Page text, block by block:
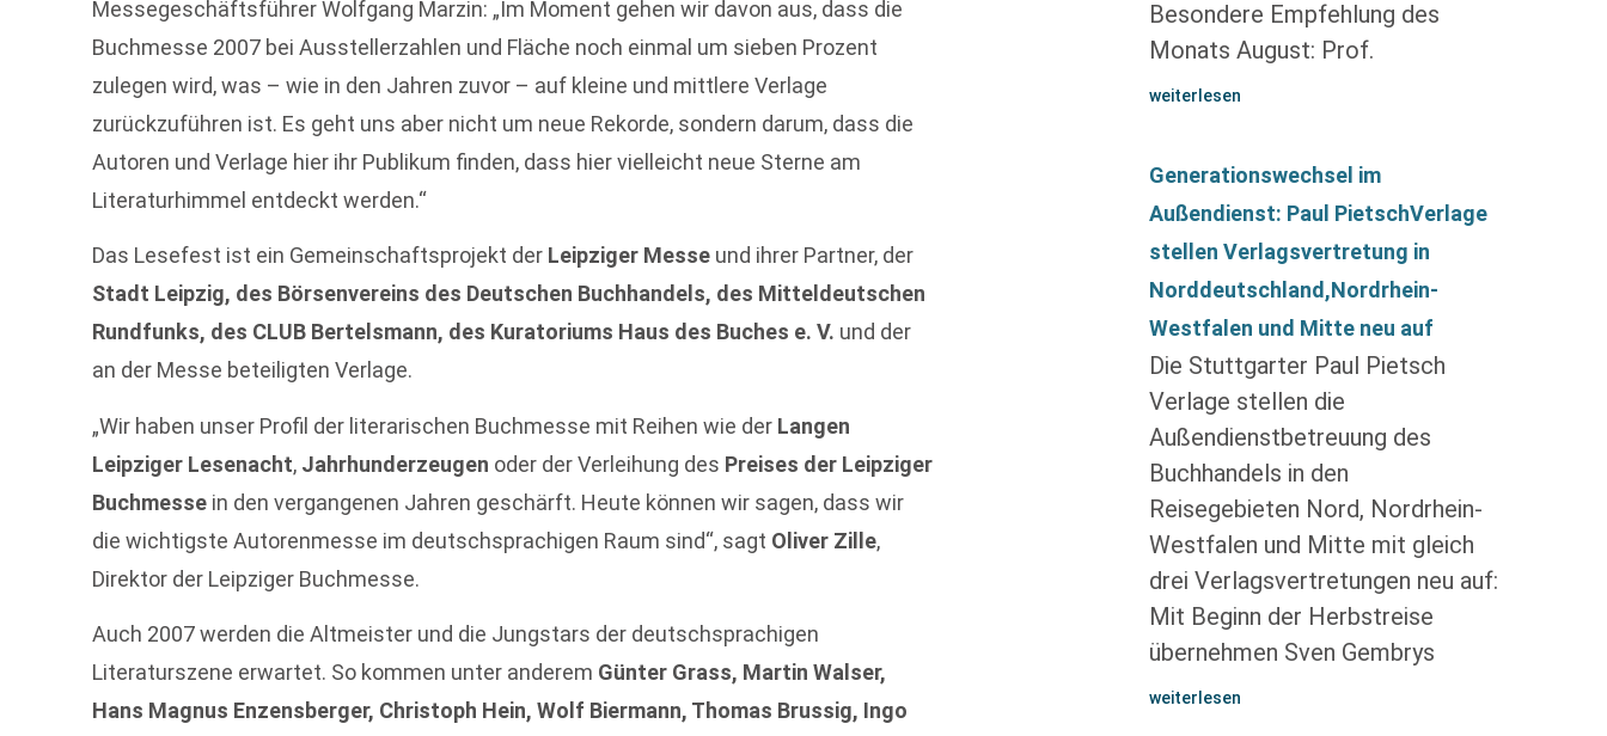
Messegeschäftsführer Wolfgang Marzin: „Im Moment gehen wir davon aus, dass die
Buchmesse 2007 bei Ausstellerzahlen und Fläche noch einmal um sieben Prozent
zulegen wird, was – wie in den Jahren zuvor – auf kleine und mittlere Verlage
zurückzuführen ist. Es geht uns aber nicht um neue Rekorde, sondern darum, dass die
Autoren und Verlage hier ihr Publikum finden, dass hier vielleicht neue Sterne am
Literaturhimmel entdeckt werden.“
Das Lesefest ist ein Gemeinschaftsprojekt der Leipziger Messe und ihrer Partner, der
Stadt Leipzig, des Börsenvereins des Deutschen Buchhandels, des Mitteldeutschen
Rundfunks, des CLUB Bertelsmann, des Kuratoriums Haus des Buches e. V. und der
an der Messe beteiligten Verlage.
„Wir haben unser Profil der literarischen Buchmesse mit Reihen wie der Langen
Leipziger Lesenacht, Jahrhunderzeugen oder der Verleihung des Preises der Leipziger
Buchmesse in den vergangenen Jahren geschärft. Heute können wir sagen, dass wir
die wichtigste Autorenmesse im deutschsprachigen Raum sind“, sagt Oliver Zille,
Direktor der Leipziger Buchmesse.
Auch 2007 werden die Altmeister und die Jungstars der deutschsprachigen
Literaturszene erwartet. So kommen unter anderem Günter Grass, Martin Walser,
Hans Magnus Enzensberger, Christoph Hein, Wolf Biermann, Thomas Brussig, Ingo
Besondere Empfehlung des
Monats August: Prof.
weiterlesen
Generationswechsel im
Außendienst: Paul PietschVerlage
stellen Verlagsvertretung in
Norddeutschland,Nordrhein-
Westfalen und Mitte neu auf
Die Stuttgarter Paul Pietsch
Verlage stellen die
Außendienstbetreuung des
Buchhandels in den
Reisegebieten Nord, Nordrhein-
Westfalen und Mitte mit gleich
drei Verlagsvertretungen neu auf:
Mit Beginn der Herbstreise
übernehmen Sven Gembrys
weiterlesen